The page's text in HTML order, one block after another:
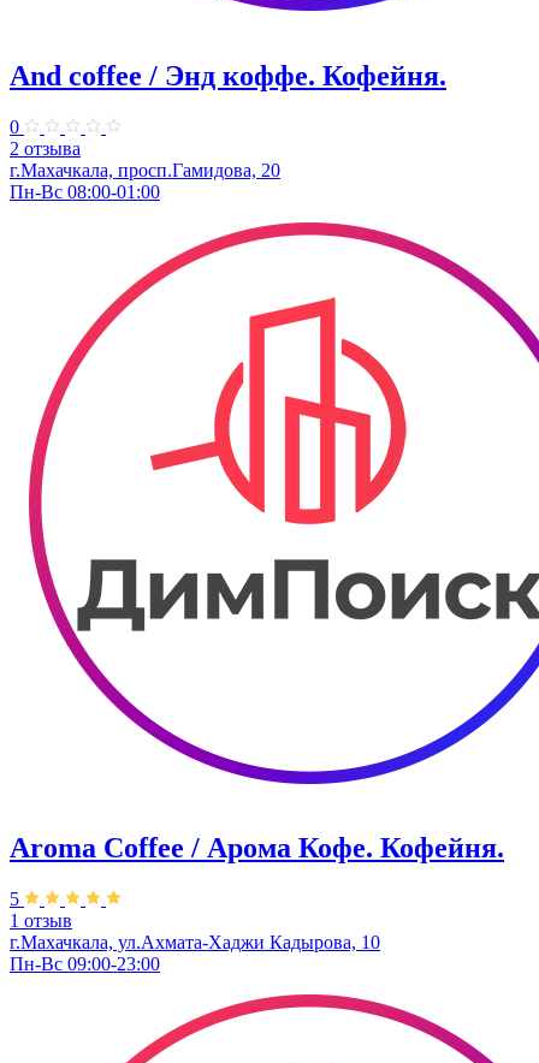
And coffee / Энд коффе. Кофейня.
0
2 отзыва
г.Махачкала, просп.​Гамидова, 20
Пн-Вс 08:00-01:00
Aroma Coffee / Арома Кофе. Кофейня.
5
1 отзыв
г.Махачкала, ​ул.Ахмата-Хаджи Кадырова, 10
Пн-Вс 09:00-23:00